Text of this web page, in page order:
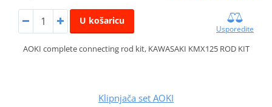
U košaricu
Usporedite
AOKI complete connecting rod kit, KAWASAKI KMX125 ROD KIT
Klipnjača set AOKI